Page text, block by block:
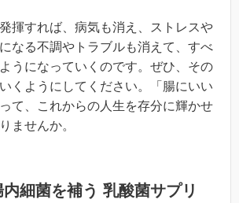
揮すれば、病気も消え、ストレスや
なる不調やトラブルも消えて、すべ
うになっていくのです。ぜひ、その
くようにしてください。「腸にいい
て、これからの人生を存分に輝かせ
ませんか。
細菌を補う 乳酸菌サプリ